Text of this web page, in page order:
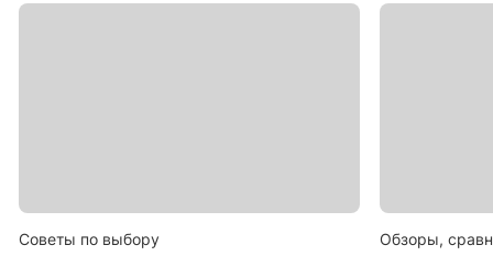
Советы по выбору Обзоры,